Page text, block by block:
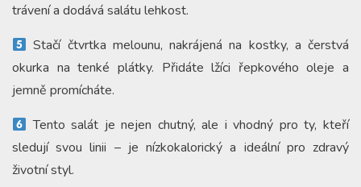
trávení a dodává salátu lehkost.
Stačí čtvrtka melounu, nakrájená na kostky, a čerstvá
okurka na tenké plátky. Přidáte lžíci řepkového oleje a
jemně promícháte.
Tento salát je nejen chutný, ale i vhodný pro ty, kteří
sledují svou linii – je nízkokalorický a ideální pro zdravý
životní styl.